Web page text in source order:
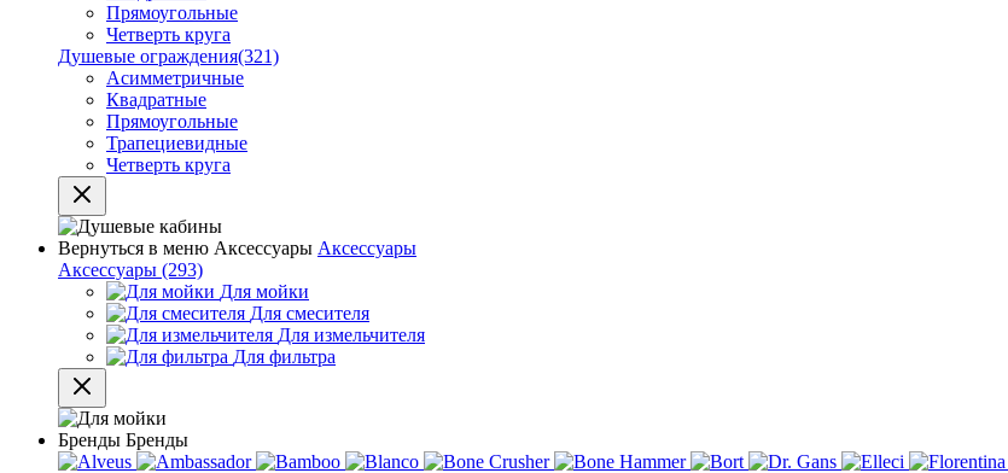
Прямоугольные
Четверть круга
Душевые ограждения(321)
Асимметричные
Квадратные
Прямоугольные
Трапециевидные
Четверть круга
Вернуться в меню Аксессуары Аксессуары
Аксессуары (293)
Для мойки
Для смесителя
Для измельчителя
Для фильтра
Бренды Бренды